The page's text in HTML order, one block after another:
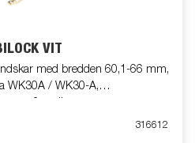
VIT
med bredden 60,1-66 mm,
WK30A / WK30-A,
+ 2 st distanser.
316612